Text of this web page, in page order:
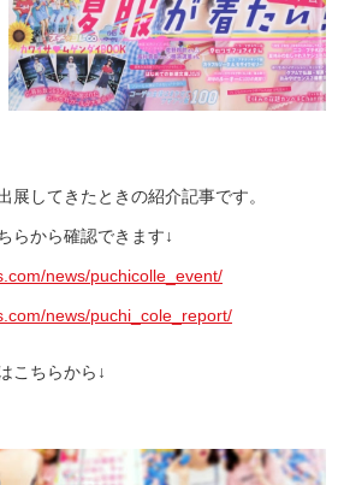
展してきたときの紹介記事です。
らから確認できます↓
news/puchicolle_event/
news/puchi_cole_report/
こちらから↓